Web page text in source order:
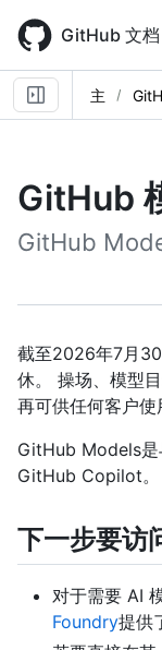
main
content
GitHub 文档
主
GitHub
GitHub
截至2026年7月
休。 操场、模型
再可供任何客户使
GitHub Models
GitHub Copilot。
下一步要访
对于需要 AI
Foundry提供